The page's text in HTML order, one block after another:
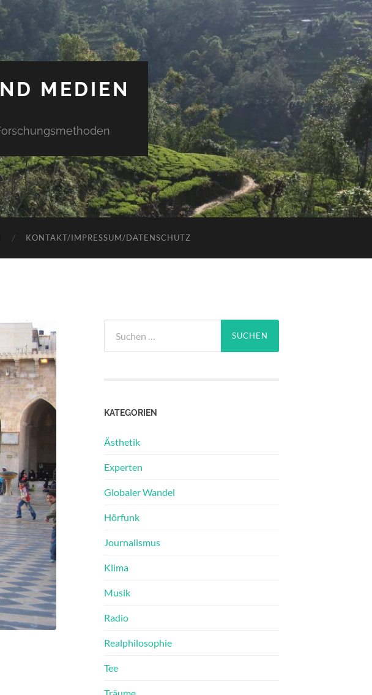
MEDIEN
KONTAKT/IMPRESSUM/DATENSCHUTZ
nach:
KATEGORIEN
Ästhetik
Experten
Globaler Wandel
Hörfunk
Journalismus
Klima
Musik
Radio
Realphilosophie
Tee